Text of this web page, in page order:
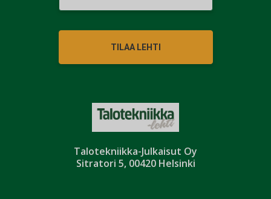
Talotekniikka-Julkaisut Oy
Sitratori 5, 00420 Helsinki
TILAA LEHTI